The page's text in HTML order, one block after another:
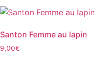
Santon Femme au lapin
9,00€